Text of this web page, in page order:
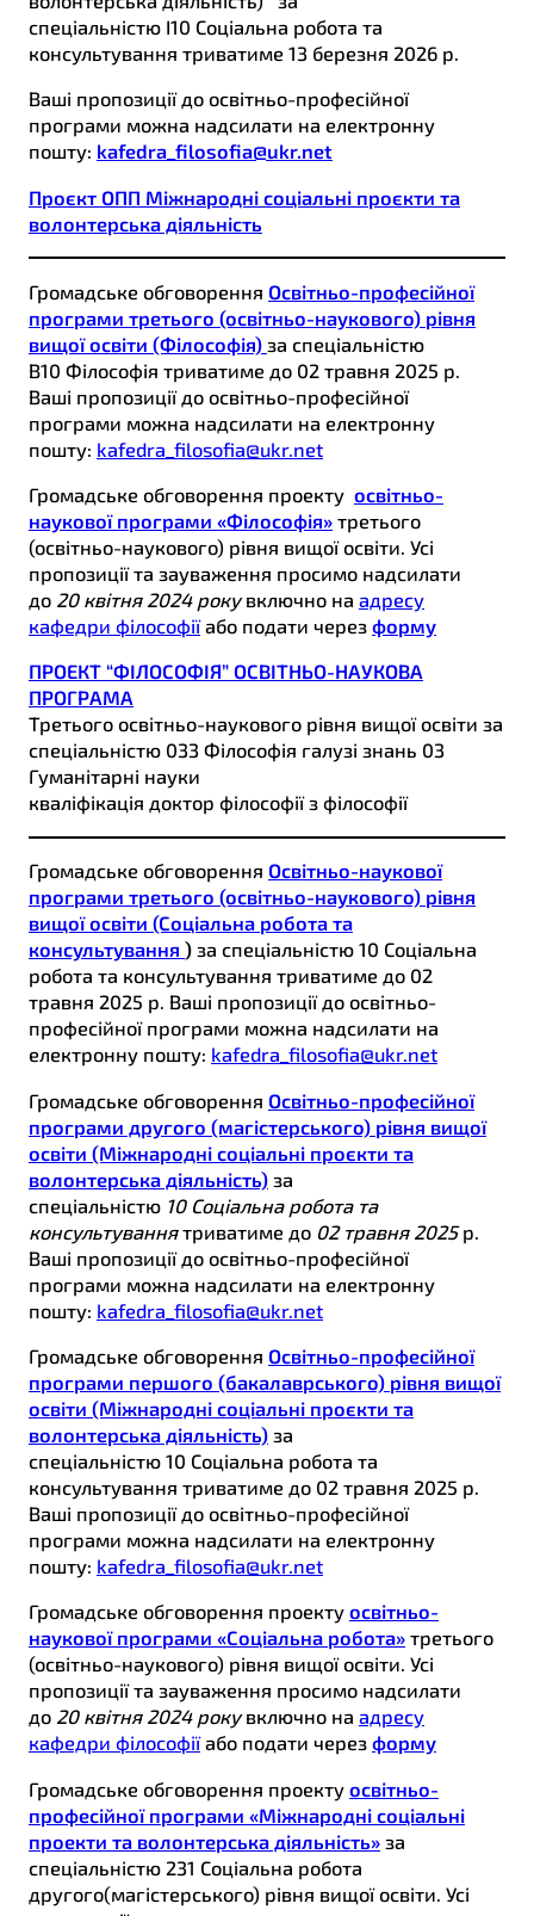
спеціальністю І10 Соціальна робота та
консультування триватиме 13 березня 2026 р.
Ваші пропозиції до освітньо-професійної
програми можна надсилати на електронну
пошту: kafedra_filosofia@ukr.net
Проєкт ОПП Міжнародні соціальні проєкти та
волонтерська діяльність
Громадське обговорення Освітньо-професійної
програми третього (освітньо-наукового) рівня
вищої освіти (Філософія) за спеціальністю
В10 Філософія триватиме до 02 травня 2025 р.
Ваші пропозиції до освітньо-професійної
програми можна надсилати на електронну
пошту: kafedra_filosofia@ukr.net
Громадське обговорення проекту освітньо-
наукової програми «Філософія» третього
(освітньо-наукового) рівня вищої освіти. Усі
пропозиції та зауваження просимо надсилати
до 20 квітня 2024 рокувключно на адресу
кафедри філософіїабо подати через форму
ПРОЕКТ “ФІЛОСОФІЯ” ОСВІТНЬО-НАУКОВА
ПРОГРАМА
Третього освітньо-наукового рівня вищої освіти за
спеціальністю 033 Філософія галузі знань 03
Гуманітарні науки
кваліфікація доктор філософії з філософії
Громадське обговорення Освітньо-наукової
програми третього (освітньо-наукового) рівня
вищої освіти (Соціальна робота та
консультування ) за спеціальністю 10 Соціальна
робота та консультування триватиме до 02
травня 2025 р. Ваші пропозиції до освітньо-
професійної програми можна надсилати на
електронну пошту: kafedra_filosofia@ukr.net
Громадське обговорення Освітньо-професійної
програми другого (магістерського) рівня вищої
освіти (Міжнародні соціальні проєкти та
волонтерська діяльність) за
спеціальністю 10 Соціальна робота та
консультуваннятриватиме до 02 травня 2025р.
Ваші пропозиції до освітньо-професійної
програми можна надсилати на електронну
пошту: kafedra_filosofia@ukr.net
Громадське обговорення Освітньо-професійної
програми першого (бакалаврського) рівня вищої
освіти (Міжнародні соціальні проєкти та
волонтерська діяльність) за
спеціальністю 10 Соціальна робота та
консультування триватиме до 02 травня 2025 р.
Ваші пропозиції до освітньо-професійної
програми можна надсилати на електронну
пошту: kafedra_filosofia@ukr.net
Громадське обговорення проекту освітньо-
наукової програми «Соціальна робота» третього
(освітньо-наукового) рівня вищої освіти. Усі
пропозиції та зауваження просимо надсилати
до 20 квітня 2024 рокувключно на адресу
кафедри філософіїабо подати через форму
Громадське обговорення проекту освітньо-
професійної програми «Міжнародні соціальні
проекти та волонтерська діяльність» за
спеціальністю 231 Соціальна робота
другого(магістерського) рівня вищої освіти. Усі